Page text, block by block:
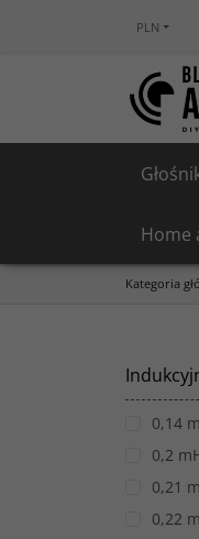
PLN
Home
Kategoria
0,14
0,2
0,21
0,22